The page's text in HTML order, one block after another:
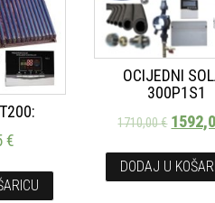
€
OCIJEDNI
300P1S1
1710,00€
DODAJ U